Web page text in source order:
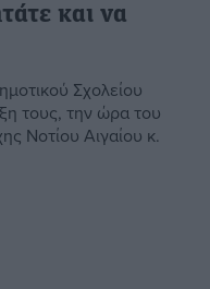
και να
Σχολείου
τους, την ώρα του
Νοτίου Αιγαίου κ.